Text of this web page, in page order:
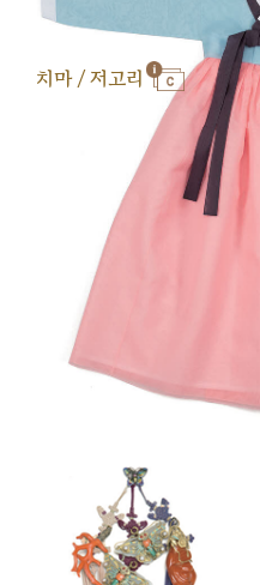
치마 / 저고리